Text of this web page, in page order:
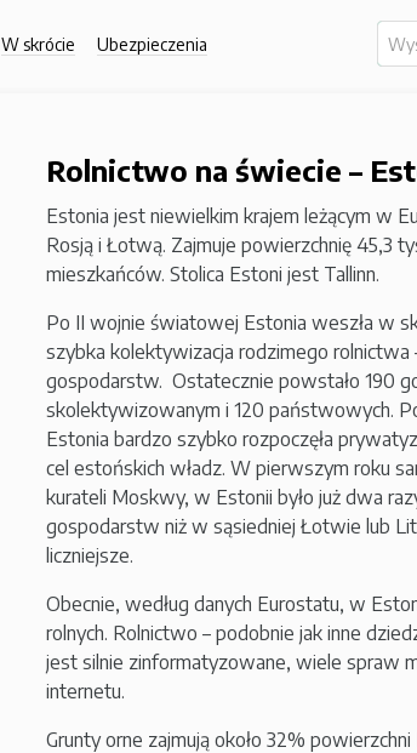
W skrócie Ubezpieczenia
Rolnictwo na świecie –
Estonia jest niewielkim krajem leżącym w
Rosją i Łotwą. Zajmuje powierzchnię 45,3
mieszkańców. Stolica Estoni jest Tallinn.
Po II wojnie światowej Estonia weszła w
szybka kolektywizacja rodzimego rolnictwa
gospodarstw. Ostatecznie powstało 190
skolektywizowanym i 120 państwowych.
Estonia bardzo szybko rozpoczęła
cel estońskich władz. W pierwszym roku
kurateli Moskwy, w Estonii było już dwa
gospodarstw niż w sąsiedniej Łotwie lub
liczniejsze.
Obecnie, według danych Eurostatu, w
rolnych. Rolnictwo – podobnie jak inne
jest silnie zinformatyzowane, wiele spraw
internetu.
Grunty orne zajmują około 32%